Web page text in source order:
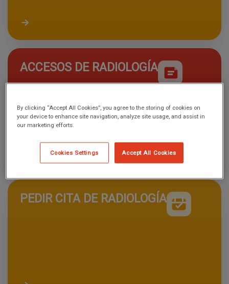
Acceder a resultados de laboratorio
ACCESOS DE RADIOLOGÍA
PEDIR CITA DE RADIOLOGÍA
By clicking “Accept All Cookies”, you agree to the storing of cookies on
your device to enhance site navigation, analyze site usage, and assist in
our marketing efforts.
Accept All Cookies
Cookies Settings